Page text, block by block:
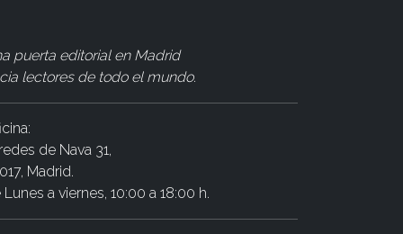
puerta editorial en Madrid
lectores de todo el mundo.
de Nava 31,
Madrid.
Lunes a viernes, 10:00 a 18:00 h.